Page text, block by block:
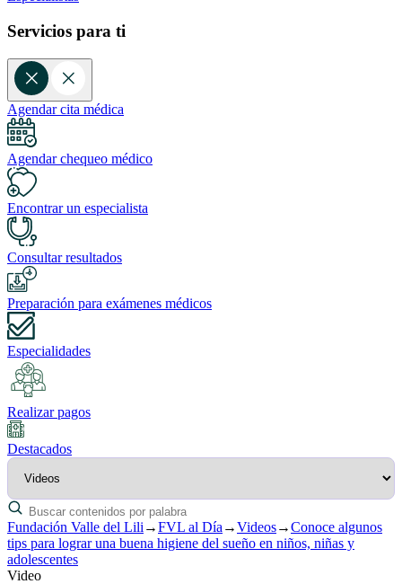
Servicios para ti
Agendar cita médica
Agendar chequeo médico
Encontrar un especialista
Consultar resultados
Preparación para exámenes médicos
Especialidades
Realizar pagos
Destacados
Fundación Valle del Lili →FVL al Día →Videos→Conoce algunos
tips para lograr una buena higiene del sueño en niños, niñas y
adolescentes
Video